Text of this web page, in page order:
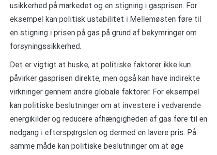
usikkerhed på markedet og en stigning i gasprisen. For
eksempel kan politisk ustabilitet i Mellemøsten føre til
en stigning i prisen på gas på grund af bekymringer om
forsyningssikkerhed.
Det er vigtigt at huske, at politiske faktorer ikke kun
påvirker gasprisen direkte, men også kan have indirekte
virkninger gennem andre globale faktorer. For eksempel
kan politiske beslutninger om at investere i vedvarende
energikilder og reducere afhængigheden af gas føre til en
nedgang i efterspørgslen og dermed en lavere pris. På
samme måde kan politiske beslutninger om at øge